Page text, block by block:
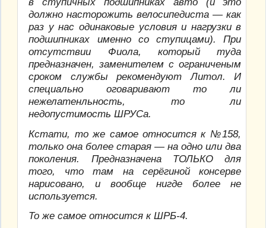
должно насторожить велосипедиста — как
раз у нас одинаковые условия и нагрузки в
подшипниках именно со ступицами). При
отсутствии Фиола, который туда
предназначен, заменителем с ограниченым
сроком службы рекомендуют Литол. И
специально оговаривают то ли
нежелатенльность, то ли
недопустимость ШРУСа.
Кстати, то же самое относится к №158,
только она более старая — на одно или два
поколения. Предназначена ТОЛЬКО для
того, что там на серёгиной консерве
нарисовано, и вообще нигде более не
используется.
То же самое относится к ШРБ-4.